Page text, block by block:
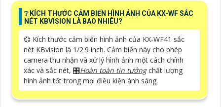
❔ KÍCH THƯỚC CẢM BIẾN HÌNH ẢNH CỦA KX-WF SẮC
NÉT KBVISION LÀ BAO NHIÊU?
💞 Kích thước cảm biến hình ảnh của KX-WF41 sắc
nét KBvision là 1/2.9 inch. Cảm biến này cho phép
camera thu nhận và xử lý hình ảnh một cách chính
xác và sắc nét, 🎛Hoàn toàn tin tưởngchất lượng
hình ảnh tốt trong mọi điều kiện ánh sáng.